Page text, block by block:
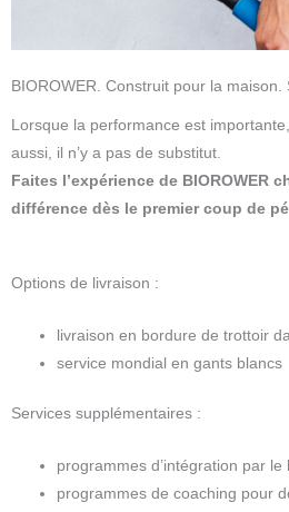
BIOROWER. Construit pour la
Lorsque la performance est
aussi, il n’y a pas de substitut.
Faites l’expérience de BIOROWER
différence dès le premier coup de
Options de livraison :
livraison en bordure de trottoir
service mondial en gants blancs
Services supplémentaires :
programmes d’intégration par
programmes de coaching pour